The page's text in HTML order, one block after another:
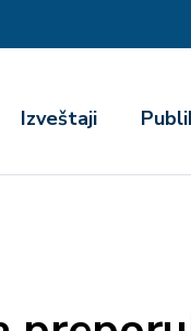
Izveštaji